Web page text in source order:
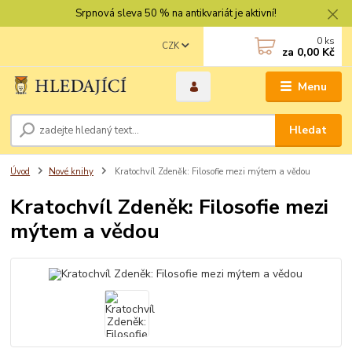
Srpnová sleva 50 % na antikvariát je aktivní!
Menu
CZK
Hledat
0 ks
za 0,00 Kč
Úvod Nové knihy Kratochvíl Zdeněk: Filosofie mezi mýtem a vědou
Kratochvíl Zdeněk: Filosofie mezi
mýtem a vědou